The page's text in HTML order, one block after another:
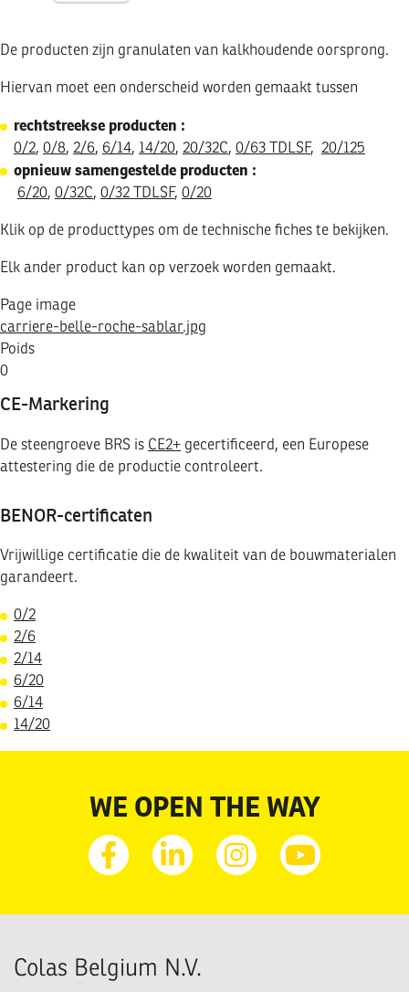
De producten zijn granulaten van kalkhoudende oorsprong.
Hiervan moet een onderscheid worden gemaakt tussen
rechtstreekse producten :
0/2, 0/8, 2/6, 6/14, 14/20, 20/32C, 0/63 TDLSF, 20/125
opnieuw samengestelde producten :
6/20, 0/32C, 0/32 TDLSF, 0/20
Klik op de producttypes om de technische fiches te bekijken.
Elk ander product kan op verzoek worden gemaakt.
Page image
carriere-belle-roche-sablar.jpg
Poids
0
CE-Markering
De steengroeve BRS is CE2+ gecertificeerd, een Europese
attestering die de productie controleert.
BENOR-certificaten
Vrijwillige certificatie die de kwaliteit van de bouwmaterialen
garandeert.
0/2
2/6
2/14
6/20
6/14
14/20
WE OPEN THE WAY
FacebookLinkedinInstagramYoutube
Colas Belgium N.V.